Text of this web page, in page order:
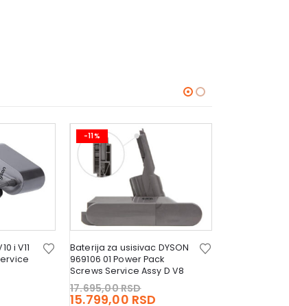
i V11
-11%
Baterija za usisivac DYSON
969106 01 Power Pack
Screws Service Assy D V8
17.695,00RSD
price
15.799,00 RSD